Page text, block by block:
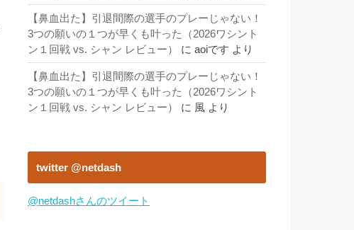
【鼻血出た】引退間際の選手のプレーじゃない！
3つの願いの１つが早くも叶った（2026ワシント
ン１回戦 vs. シャン レビュー）
に aoiです より
【鼻血出た】引退間際の選手のプレーじゃない！
3つの願いの１つが早くも叶った（2026ワシント
ン１回戦 vs. シャン レビュー）
に 風 より
twitter @netdash
@netdashさんのツイート